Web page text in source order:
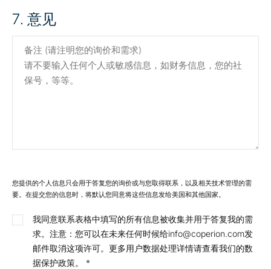
7. 意见
您提供的个人信息只会用于答复您的询价或与您取得联系，以及相关技术管理的需
要。在提交您的信息时，将默认您同意将这些信息发给美国和其他国家。
我同意联系表格中填写的所有信息被收集并用于答复我的需
求。注意：您可以在未来任何时候给info@coperion.com发
邮件取消这项许可。更多用户数据处理详情请查看我们的数
据保护政策。
*